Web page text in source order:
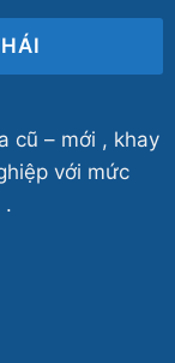
cũ – mới , khay
với mức
.